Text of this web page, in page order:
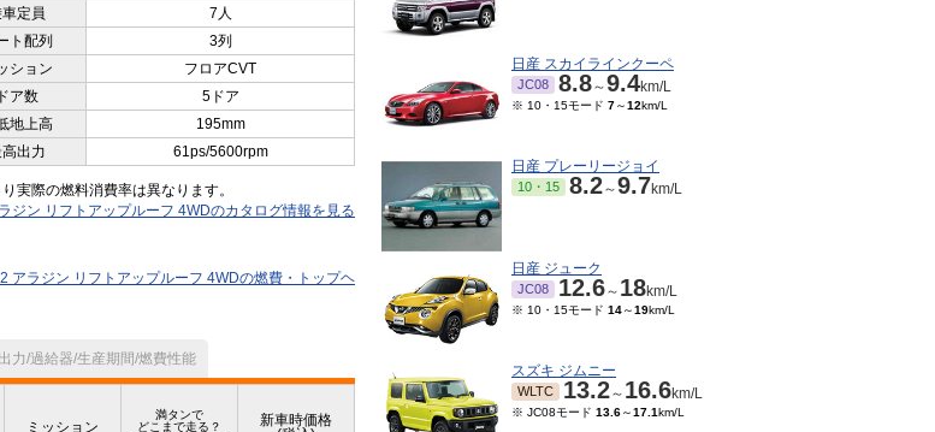
定員
7人
ト配列
3列
ション
フロアCVT
ドア数
5ドア
地上高
195mm
出力 61ps/5600rpm
実際の燃料消費率は異なります。
ジン リフトアップルーフ 4WDのカタログ情報を見る
アラジン リフトアップルーフ 4WDの燃費・トップヘ
力/過給器/生産期間/燃費性能
ミッション
満タンで
どこまで走る？
新車時価格
日産 スカイラインクーペ
JC08 8.8～9.4km/L
※ 10・15モード 7～12km/L
日産 プレーリージョイ
10・15 8.2～9.7km/L
日産 ジューク
JC08 12.6～ 18km/L
※ 10・15モード 14～19km/L
スズキ ジムニー
WLTC 13.2～ 16.6km/L
※ JC08モード 13.6～17.1km/L